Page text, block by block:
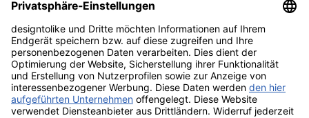
Information und Impressum
Zahlung & Versand